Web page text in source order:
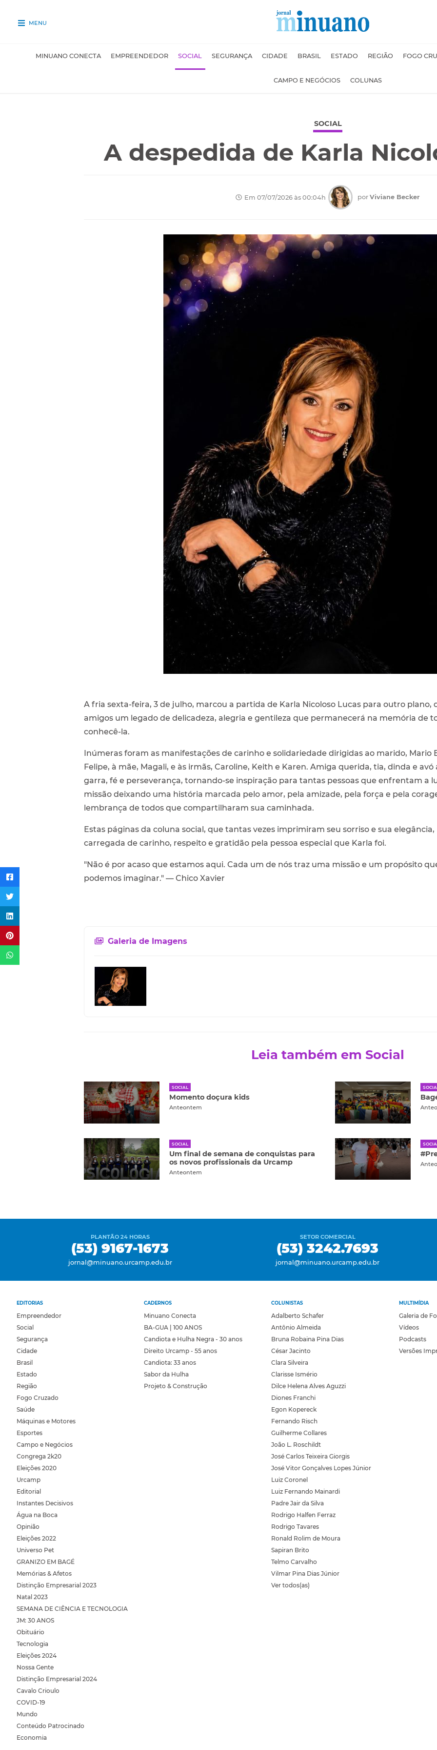
MENU
MINUANO CONECTA EMPREENDEDOR SOCIAL SEGURANÇA CIDADE BRASIL ESTADO REGIÃO FOGO
CAMPO E NEGÓCIOS COLUNAS
SOCIAL
A despedida de Karla
Em 07/07/2026 às 00:04h por Viviane Becker
A fria sexta-feira, 3 de julho, marcou a partida de Karla Nicoloso Lucas para outro plano,
amigos um legado de delicadeza, alegria e gentileza que permanecerá na memória de
conhecê-la.
Inúmeras foram as manifestações de carinho e solidariedade dirigidas ao marido, Mario
Felipe, à mãe, Magali, e às irmãs, Caroline, Keith e Karen. Amiga querida, tia, dinda e
garra, fé e perseverança, tornando-se inspiração para tantas pessoas que enfrentam a
missão deixando uma história marcada pelo amor, pela amizade, pela força e pela
lembrança de todos que compartilharam sua caminhada.
Estas páginas da coluna social, que tantas vezes imprimiram seu sorriso e sua
carregada de carinho, respeito e gratidão pela pessoa especial que Karla foi.
"Não é por acaso que estamos aqui. Cada um de nós traz uma missão e um propósito
podemos imaginar." — Chico Xavier
Galeria de Imagens
Leia também em Social
SOCIAL
Momento doçura kids
Anteontem
SOCIAL
Um final de semana de conquistas para
os novos profissionais da Urcamp
Anteontem
PLANTÃO 24 HORAS
(53) 9167-1673
jornal@minuano.urcamp.edu.br
SETOR COMERCIAL
(53) 3242.7693
jornal@minuano.urcamp.edu.br
EDITORIAS
Empreendedor
Social
Segurança
Cidade
Brasil
Estado
Região
Fogo Cruzado
Saúde
Máquinas e Motores
Esportes
Campo e Negócios
Congrega 2k20
Eleições 2020
Urcamp
Editorial
Instantes Decisivos
Água na Boca
Opinião
Eleições 2022
Universo Pet
GRANIZO EM BAGÉ
Memórias & Afetos
Distinção Empresarial 2023
Natal 2023
SEMANA DE CIÊNCIA E TECNOLOGIA
JM: 30 ANOS
Obituário
Tecnologia
Eleições 2024
Nossa Gente
Distinção Empresarial 2024
Cavalo Crioulo
COVID-19
Mundo
Conteúdo Patrocinado
Economia
CADERNOS
Minuano Conecta
BA-GUA | 100 ANOS
Candiota e Hulha Negra - 30 anos
Direito Urcamp - 55 anos
Candiota: 33 anos
Sabor da Hulha
Projeto & Construção
COLUNISTAS
Adalberto Schafer
Antônio Almeida
Bruna Robaina Pina Dias
César Jacinto
Clara Silveira
Clarisse Ismério
Dilce Helena Alves Aguzzi
Diones Franchi
Egon Kopereck
Fernando Risch
Guilherme Collares
João L. Roschildt
José Carlos Teixeira Giorgis
José Vitor Gonçalves Lopes Júnior
Luiz Coronel
Luiz Fernando Mainardi
Padre Jair da Silva
Rodrigo Halfen Ferraz
Rodrigo Tavares
Ronald Rolim de Moura
Sapiran Brito
Telmo Carvalho
Vilmar Pina Dias Júnior
Ver todos(as)
MULTIMÍDIA
Galeria de
Vídeos
Podcasts
Versões